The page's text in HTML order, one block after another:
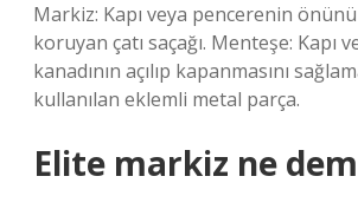
Markiz: Kapı veya pencerenin
koruyan çatı saçağı. Menteşe: Kapı
kanadının açılıp kapanmasını
kullanılan eklemli metal parça.
Elite markiz ne